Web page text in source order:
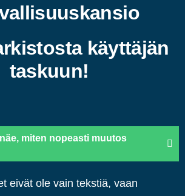
käyttäjän
taskuun!
miten nopeasti muutos
eivät ole vain tekstiä, vaan